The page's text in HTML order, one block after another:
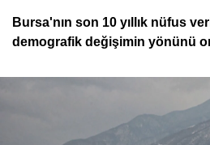
Bursa'nın son 10 yıllık nüfus
demografik değişimin yönünü